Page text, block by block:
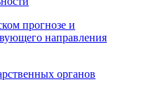
прогнозе и
направления
органов